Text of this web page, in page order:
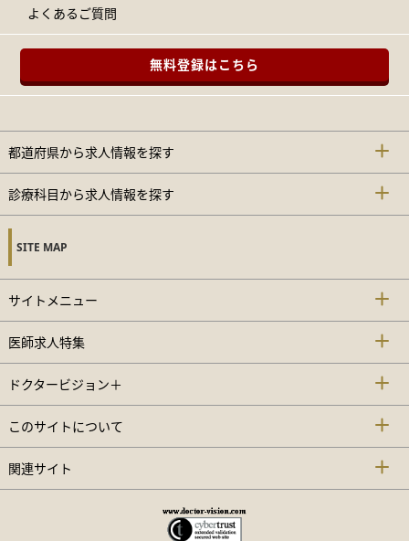
よくあるご質問
無料登録はこちら
都道府県から求人情報を探す
診療科目から求人情報を探す
SITE MAP
サイトメニュー
医師求人特集
ドクタービジョン＋
このサイトについて
関連サイト